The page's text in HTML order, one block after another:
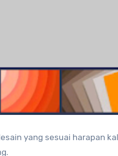
yang sesuai harapan